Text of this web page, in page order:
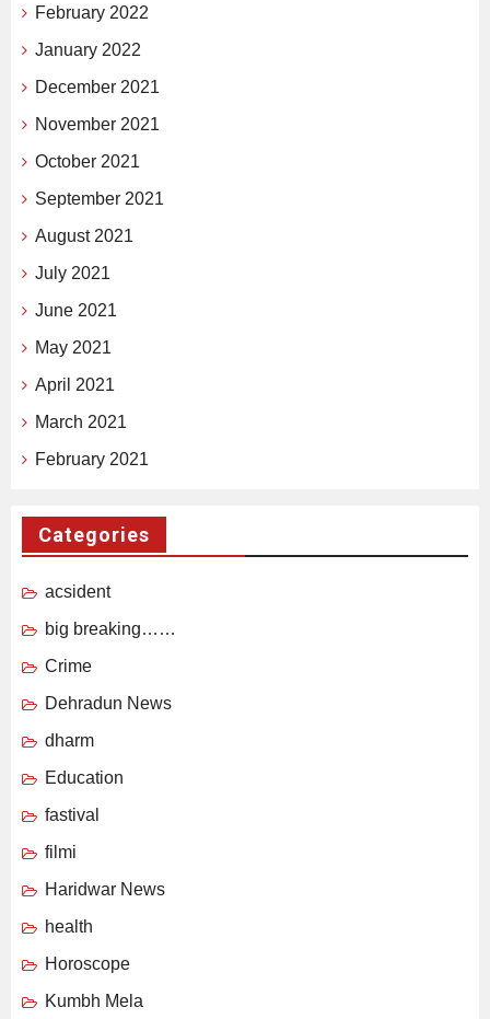
February 2022
January 2022
December 2021
November 2021
October 2021
September 2021
August 2021
July 2021
June 2021
May 2021
April 2021
March 2021
February 2021
Categories
acsident
big breaking……
Crime
Dehradun News
dharm
Education
fastival
filmi
Haridwar News
health
Horoscope
Kumbh Mela